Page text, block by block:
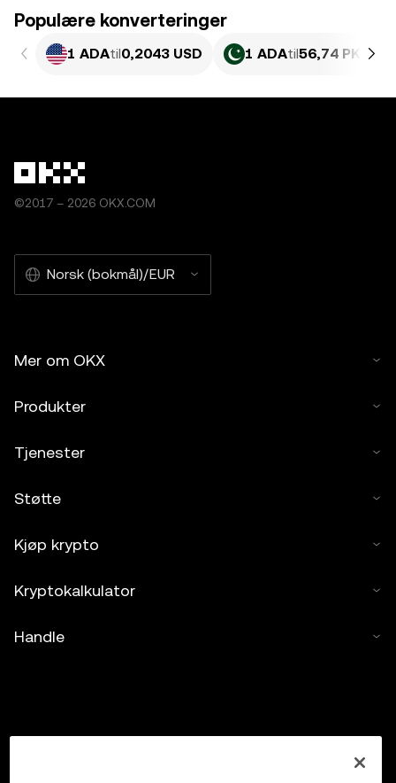
Populære konverteringer
1 ADAtil0,2043 USD 1 ADAtil56,74 PKR
©2017 – 2026 OKX.COM
Norsk (bokmål)/EUR
Mer om OKX
Produkter
Tjenester
Støtte
Kjøp krypto
Kryptokalkulator
Handle